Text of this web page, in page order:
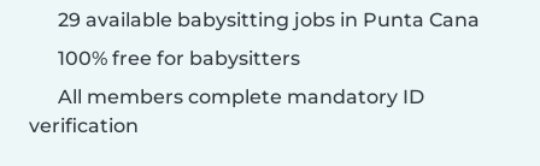
29 available babysitting jobs in Punta Cana
100% free for babysitters
All members complete mandatory ID
verification